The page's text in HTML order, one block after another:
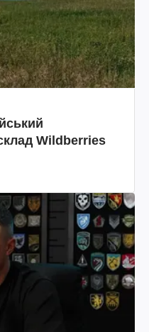
Wildberries